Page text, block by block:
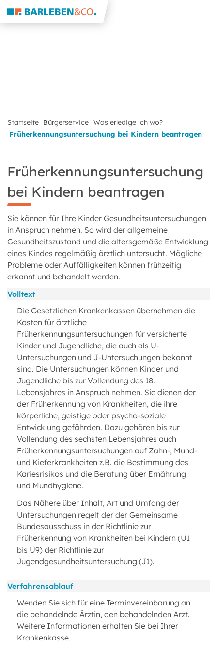
Startseite Bürgerservice Was erledige ich wo?
Früherkennungsuntersuchung bei Kindern beantragen
Früherkennungsuntersuchung
bei Kindern beantragen
Sie können für Ihre Kinder Gesundheitsuntersuchungen
in Anspruch nehmen. So wird der allgemeine
Gesundheitszustand und die altersgemäße Entwicklung
eines Kindes regelmäßig ärztlich untersucht. Mögliche
Probleme oder Auffälligkeiten können frühzeitig
erkannt und behandelt werden.
Volltext
Die Gesetzlichen Krankenkassen übernehmen die
Kosten für ärztliche
Früherkennungsuntersuchungen für versicherte
Kinder und Jugendliche, die auch als U-
Untersuchungen und J-Untersuchungen bekannt
sind. Die Untersuchungen können Kinder und
Jugendliche bis zur Vollendung des 18.
Lebensjahres in Anspruch nehmen. Sie dienen der
der Früherkennung von Krankheiten, die ihre
körperliche, geistige oder psycho-soziale
Entwicklung gefährden. Dazu gehören bis zur
Vollendung des sechsten Lebensjahres auch
Früherkennungsuntersuchungen auf Zahn-, Mund-
und Kieferkrankheiten z.B. die Bestimmung des
Kariesrisikos und die Beratung über Ernährung
und Mundhygiene.
Das Nähere über Inhalt, Art und Umfang der
Untersuchungen regelt der der Gemeinsame
Bundesausschuss in der Richtlinie zur
Früherkennung von Krankheiten bei Kindern (U1
bis U9) der Richtlinie zur
Jugendgesundheitsuntersuchung (J1).
Verfahrensablauf
Wenden Sie sich für eine Terminvereinbarung an
die behandelnde Ärztin, den behandelnden Arzt.
Weitere Informationen erhalten Sie bei Ihrer
Krankenkasse.